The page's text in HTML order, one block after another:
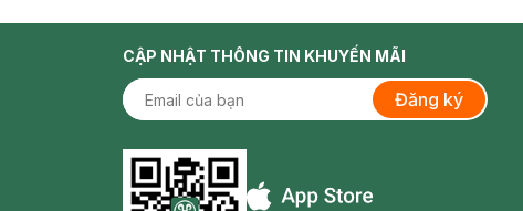
CẬP NHẬT THÔNG TIN KHUYẾN MÃI
Đăng ký